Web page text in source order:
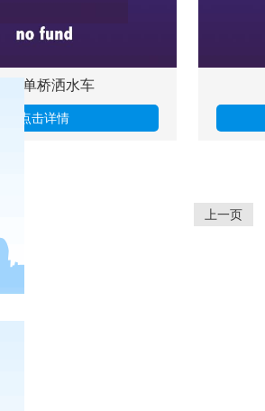
解放单桥洒水车
点击详情
上一页